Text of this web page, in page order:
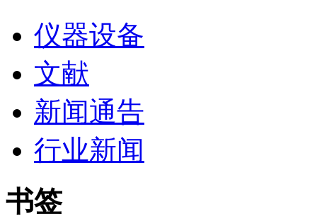
仪器设备
文献
新闻通告
行业新闻
书签